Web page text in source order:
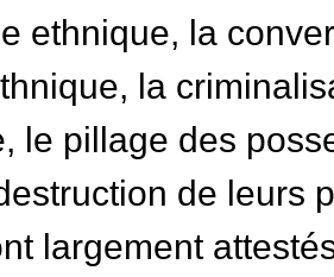
ethnique, la
la
le pillage des
de leurs
largement